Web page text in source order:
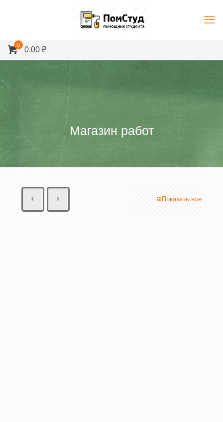
0
0,00 ₽
Магазин работ
Показать все